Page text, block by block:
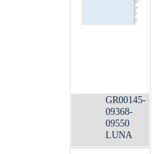
GR00145-
09368-
09550
LUNA